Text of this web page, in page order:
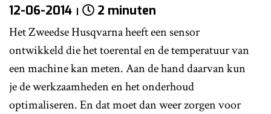
12-06-2014 2 minuten
Het Zweedse Husqvarna heeft een sensor
ontwikkeld die het toerental en de temperatuur van
een machine kan meten. Aan de hand daarvan kun
je de werkzaamheden en het onderhoud
optimaliseren. En dat moet dan weer zorgen voor